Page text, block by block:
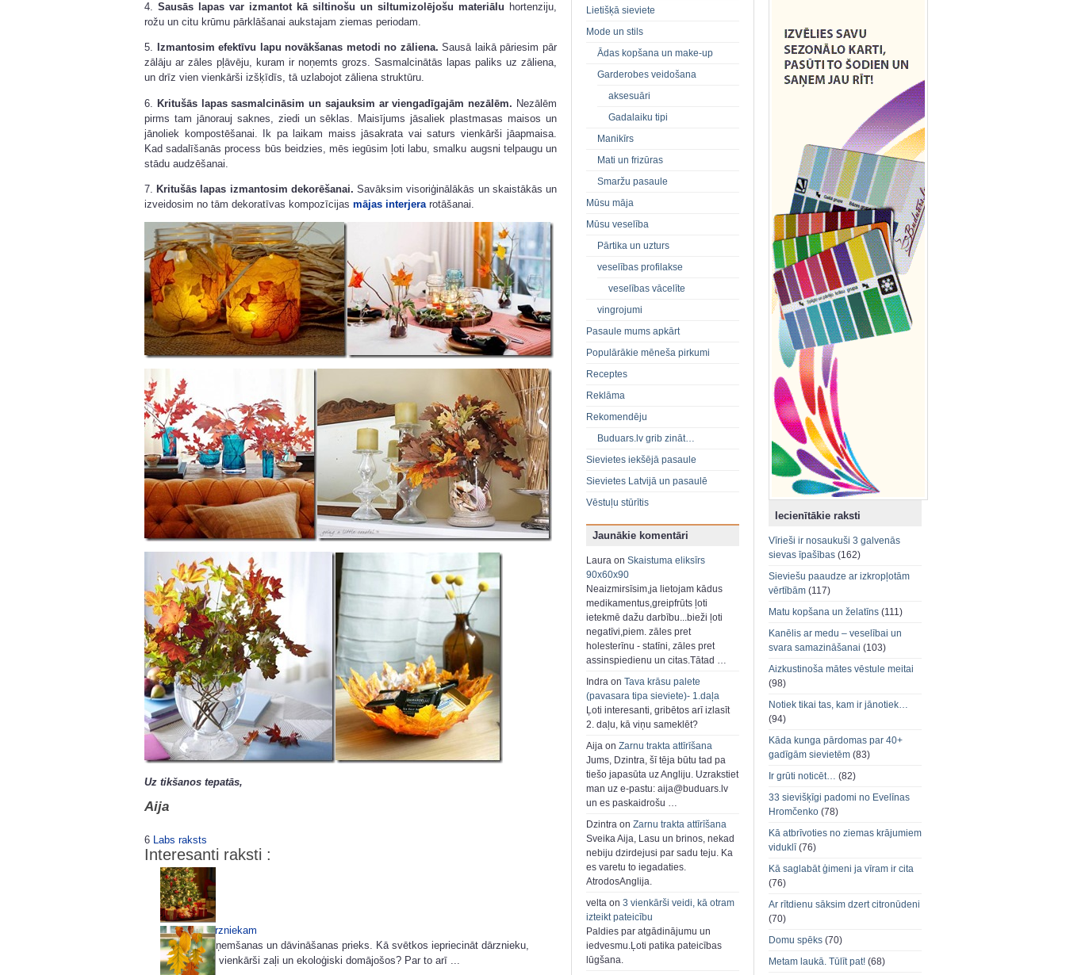
4. Sausās lapas var izmantot kā siltinošu un siltumizolējošu materiālu hortenziju,
rožu un citu krūmu pārklāšanai aukstajam ziemas periodam.
5. Izmantosim efektīvu lapu novākšanas metodi no zāliena. Sausā laikā pāriesim pār
zālāju ar zāles pļāvēju, kuram ir noņemts grozs. Sasmalcinātās lapas paliks uz zāliena,
un drīz vien vienkārši izšķīdīs, tā uzlabojot zāliena struktūru.
6. Kritušās lapas sasmalcināsim un sajauksim ar viengadīgajām nezālēm. Nezālēm
pirms tam jānorauj saknes, ziedi un sēklas. Maisījums jāsaliek plastmasas maisos un
jānoliek kompostēšanai. Ik pa laikam maiss jāsakrata vai saturs vienkārši jāapmaisa.
Kad sadalīšanās process būs beidzies, mēs iegūsim ļoti labu, smalku augsni telpaugu un
stādu audzēšanai.
7. Kritušās lapas izmantosim dekorēšanai. Savāksim visoriģinālākās un skaistākās un
izveidosim no tām dekoratīvas kompozīcijas mājas interjera rotāšanai.
Uz tikšanos tepatās,
Aija
6 Labs raksts
Interesanti raksti :
Dāvanas dārzniekam
Dāvanu saņemšanas un dāvināšanas prieks. Kā svētkos iepriecināt dārznieku,
puķumīli vai vienkārši zaļi un ekoloģiski domājošos? Par to arī ...
Lietišķā sieviete
Mode un stils
Ādas kopšana un make-up
Garderobes veidošana
aksesuāri
Gadalaiku tipi
Manikīrs
Mati un frizūras
Smaržu pasaule
Mūsu māja
Mūsu veselība
Pārtika un uzturs
veselības profilakse
veselības vācelīte
vingrojumi
Pasaule mums apkārt
Populārākie mēneša pirkumi
Receptes
Reklāma
Rekomendēju
Buduars.lv grib zināt…
Sievietes iekšējā pasaule
Sievietes Latvijā un pasaulē
Vēstuļu stūrītis
Jaunākie komentāri
Laura on Skaistuma eliksīrs
90x60x90
Neaizmirsīsim,ja lietojam kādus
medikamentus,greipfrūts ļoti
ietekmē dažu darbību...bieži ļoti
negatīvi,piem. zāles pret
holesterīnu - statīni, zāles pret
assinspiedienu un citas.Tātad …
Indra on Tava krāsu palete
(pavasara tipa sieviete)- 1.daļa
Ļoti interesanti, gribētos arī izlasīt
2. daļu, kā viņu sameklēt?
Aija on Zarnu trakta attīrīšana
Jums, Dzintra, šī tēja būtu tad pa
tiešo japasūta uz Angliju. Uzrakstiet
man uz e-pastu: aija@buduars.lv
un es paskaidrošu …
Dzintra on Zarnu trakta attīrīšana
Sveika Aija, Lasu un brinos, nekad
nebiju dzirdejusi par sadu teju. Ka
es varetu to iegadaties.
AtrodosAnglija.
velta on 3 vienkārši veidi, kā otram
izteikt pateicību
Paldies par atgādinājumu un
iedvesmu.Ļoti patika pateicības
lūgšana.
Iecienītākie raksti
Vīrieši ir nosaukuši 3 galvenās
sievas īpašības (162)
Sieviešu paaudze ar izkropļotām
vērtībām (117)
Matu kopšana un želatīns (111)
Kanēlis ar medu – veselībai un
svara samazināšanai (103)
Aizkustinoša mātes vēstule meitai
(98)
Notiek tikai tas, kam ir jānotiek…
(94)
Kāda kunga pārdomas par 40+
gadīgām sievietēm (83)
Ir grūti noticēt… (82)
33 sievišķīgi padomi no Evelīnas
Hromčenko (78)
Kā atbrīvoties no ziemas krājumiem
viduklī(76)
Kā saglabāt ģimeni ja vīram ir cita
(76)
Ar rītdienu sāksim dzert citronūdeni
(70)
Domu spēks (70)
Metam laukā. Tūlīt pat! (68)